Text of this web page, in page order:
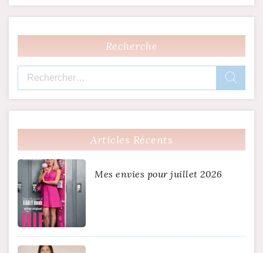
Recherche
Articles Récents
Mes envies pour juillet 2026